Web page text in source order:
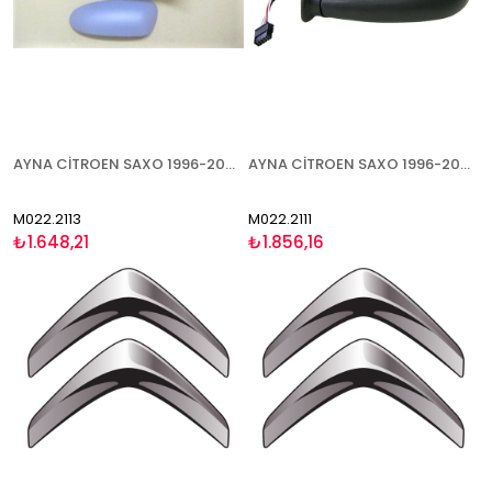
AYNA CİTROEN SAXO 1996-2003 ELEKTRİKLİ ISITMALI ASTARLI SAĞ
M022.2113
₺1.648,21
AYNA CİTROEN SAXO 1996-2003 ELEKTRİKLİ ISITMALI SOL
M022.2111
₺1.856,16